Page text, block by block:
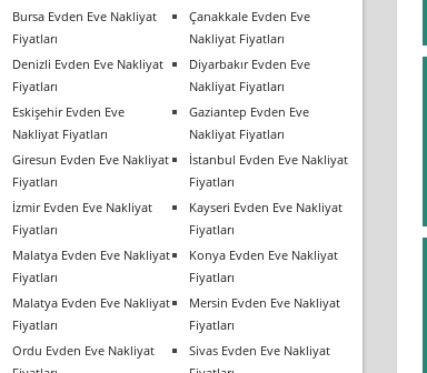
Bursa Evden Eve Nakliyat
Fiyatları
Çanakkale Evden Eve
Nakliyat Fiyatları
Denizli Evden Eve Nakliyat
Fiyatları
Diyarbakır Evden Eve
Nakliyat Fiyatları
Eskişehir Evden Eve
Nakliyat Fiyatları
Gaziantep Evden Eve
Nakliyat Fiyatları
Giresun Evden Eve Nakliyat
Fiyatları
İstanbul Evden Eve Nakliyat
Fiyatları
İzmir Evden Eve Nakliyat
Fiyatları
Kayseri Evden Eve Nakliyat
Fiyatları
Malatya Evden Eve Nakliyat
Fiyatları
Konya Evden Eve Nakliyat
Fiyatları
Malatya Evden Eve Nakliyat
Fiyatları
Mersin Evden Eve Nakliyat
Fiyatları
Ordu Evden Eve Nakliyat
Sivas Evden Eve Nakliyat